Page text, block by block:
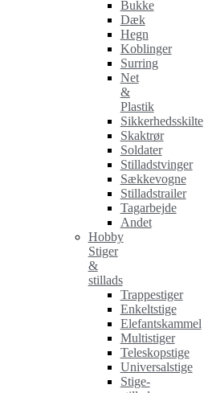
Bukke
Dæk
Hegn
Koblinger
Surring
Net
&
Plastik
Sikkerhedsskilte
Skaktrør
Soldater
Stilladstvinger
Sækkevogne
Stilladstrailer
Tagarbejde
Andet
Hobby
Stiger
&
stillads
Trappestiger
Enkeltstige
Elefantskammel
Multistiger
Teleskopstige
Universalstige
Stige-